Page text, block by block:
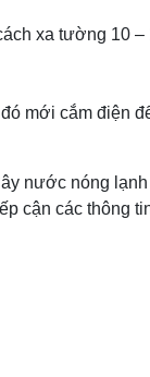
xa tường 10 –
mới cắm điện
nước nóng
cận các thông